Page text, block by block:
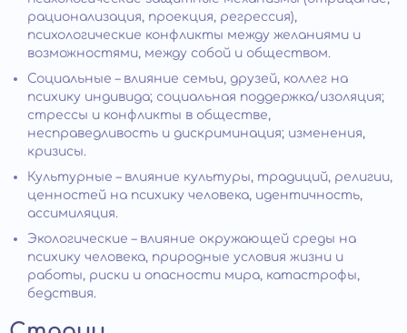
рационализация, проекция, регрессия),
психологические конфликты между желаниями и
возможностями, между собой и обществом.
Социальные – влияние семьи, друзей, коллег на
психику индивида; социальная поддержка/изоляция;
стрессы и конфликты в обществе,
несправедливость и дискриминация; изменения,
кризисы.
Культурные – влияние культуры, традиций, религии,
ценностей на психику человека, идентичность,
ассимиляция.
Экологические – влияние окружающей среды на
психику человека, природные условия жизни и
работы, риски и опасности мира, катастрофы,
бедствия.